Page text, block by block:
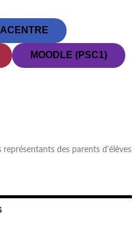
MOODLE (PSC1)
des parents d'élèves